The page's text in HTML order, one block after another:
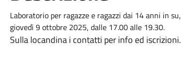
Laboratorio per ragazze e ragazzi dai 14 anni in
giovedì 9 ottobre 2025, dalle 17.00 alle 19.30.
Sulla locandina i contatti per info ed iscrizioni.